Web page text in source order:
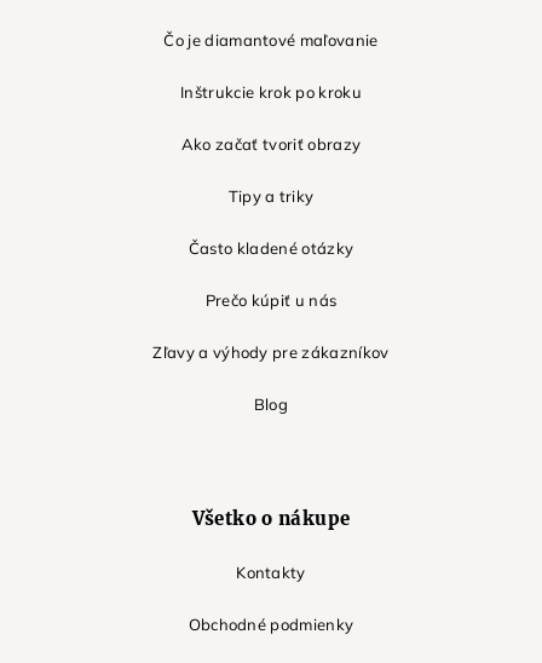
Čo je diamantové maľovanie
Inštrukcie krok po kroku
Ako začať tvoriť obrazy
Tipy a triky
Často kladené otázky
Prečo kúpiť u nás
Zľavy a výhody pre zákazníkov
Blog
Všetko o nákupe
Kontakty
Obchodné podmienky